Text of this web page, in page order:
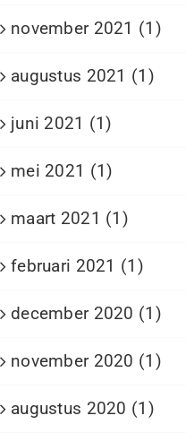
november 2021 (1)
augustus 2021 (1)
juni 2021 (1)
mei 2021 (1)
maart 2021 (1)
februari 2021 (1)
december 2020 (1)
november 2020 (1)
augustus 2020 (1)